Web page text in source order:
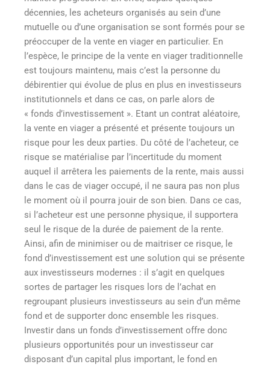
décennies, les acheteurs organisés au sein d’une
mutuelle ou d’une organisation se sont formés pour se
préoccuper de la vente en viager en particulier. En
l’espèce, le principe de la vente en viager traditionnelle
est toujours maintenu, mais c’est la personne du
débirentier qui évolue de plus en plus en investisseurs
institutionnels et dans ce cas, on parle alors de
« fonds d’investissement ». Etant un contrat aléatoire,
la vente en viager a présenté et présente toujours un
risque pour les deux parties. Du côté de l’acheteur, ce
risque se matérialise par l’incertitude du moment
auquel il arrêtera les paiements de la rente, mais aussi
dans le cas de viager occupé, il ne saura pas non plus
le moment où il pourra jouir de son bien. Dans ce cas,
si l’acheteur est une personne physique, il supportera
seul le risque de la durée de paiement de la rente.
Ainsi, afin de minimiser ou de maitriser ce risque, le
fond d’investissement est une solution qui se présente
aux investisseurs modernes : il s’agit en quelques
sortes de partager les risques lors de l’achat en
regroupant plusieurs investisseurs au sein d’un même
fond et de supporter donc ensemble les risques.
Investir dans un fonds d’investissement offre donc
plusieurs opportunités pour un investisseur car
disposant d’un capital plus important, le fond en